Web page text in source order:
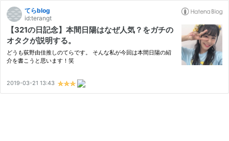
てらblog
id:terangt
【321の日記念】本間日陽はなぜ人気？をガチの
オタクが説明する。
どうも荻野由佳推しのてらです。 そんな私が今回は本間日陽の紹
介を書こうと思います！笑
2019-03-21 13:43